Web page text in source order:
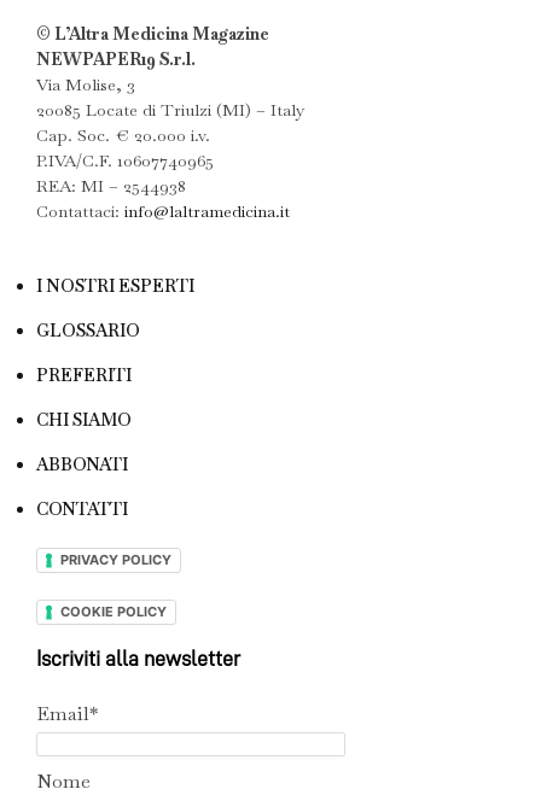
© L’Altra Medicina Magazine
NEWPAPER19 S.r.l.
Via Molise, 3
20085 Locate di Triulzi (MI) – Italy
Cap. Soc. € 20.000 i.v.
P.IVA/C.F. 10607740965
REA: MI – 2544938
Contattaci: info@laltramedicina.it
I NOSTRI ESPERTI
GLOSSARIO
PREFERITI
CHI SIAMO
ABBONATI
CONTATTI
PRIVACY POLICY
COOKIE POLICY
Iscriviti alla newsletter
Email*
Nome